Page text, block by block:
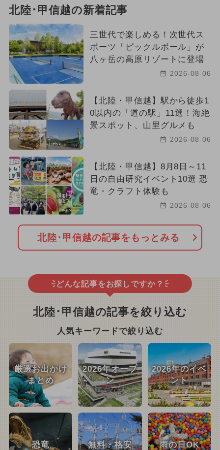
北陸･甲信越の新着記事
三世代で楽しめる！次世代ス
ポーツ「ピックルボール」が
八ヶ岳の高原リゾートに登場
2026-08-06
【北陸・甲信越】駅から徒歩1
0以内の「道の駅」11選！海絶
景スポット、山里グルメも
2026-08-06
【北陸・甲信越】8月8日～11
日の自由研究イベント10選 恐
竜・クラフト体験も
2026-08-06
北陸･甲信越の記事をもっとみる
どんな記事をお探しですか？
北陸･甲信越の記事を絞り込む
人気キーワードで絞り込む
厳選お出かけ
まとめ
2026年オープ
ン
2026年のイベ
ント
恐竜 無料・格安 雨の日OK